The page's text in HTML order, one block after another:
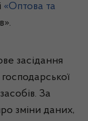
«Оптова та
засідання
За
зміни даних,